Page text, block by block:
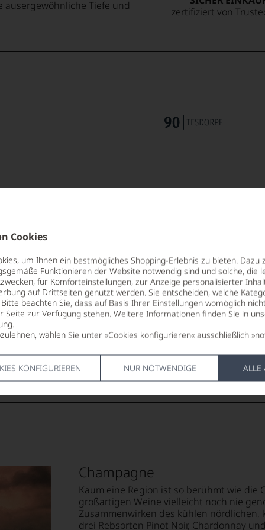
Cookies
um Ihnen ein bestmögliches Shopping-Erlebnis zu bieten. Dazu
Funktionieren der Website notwendig sind und solche, die
für Komforteinstellungen, zur Anzeige personalisierter
auf Drittseiten genutzt werden. Sie entscheiden, welche
beachten Sie, dass auf Basis Ihrer Einstellungen womöglich
Seite zur Verfügung stehen. Weitere Informationen finden Sie in
.
wählen Sie unter »Cookies konfigurieren« ausschließlich
KONFIGURIEREN NUR NOTWENDIGE ALLE
ausergewöhnliche Tiefe und
zertifiziert von
10,45 g/L
SÄUREGEHALT
4,45 g/L
LAGERPOTENTIAL
2028
VERSCHLUSS
Sekt/Champagnerkorken
enthält
Distributed
14 Rue
France,
Celles sur
Champagne
Kaum eine Region ist so berühmt wie die
großartigen Weine vielleicht noch nie
Zusammenwirken des kühlen
drei Rebsorten Pinot Noir, Chardonnay